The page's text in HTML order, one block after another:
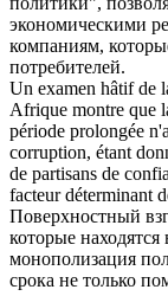
экономическими
компаниям,
потребителей.
Un examen hâtif de
Afrique montre que
période prolongée
corruption, étant
de partisans de
facteur déterminant
Поверхностный
которые
монополизация
срока не только